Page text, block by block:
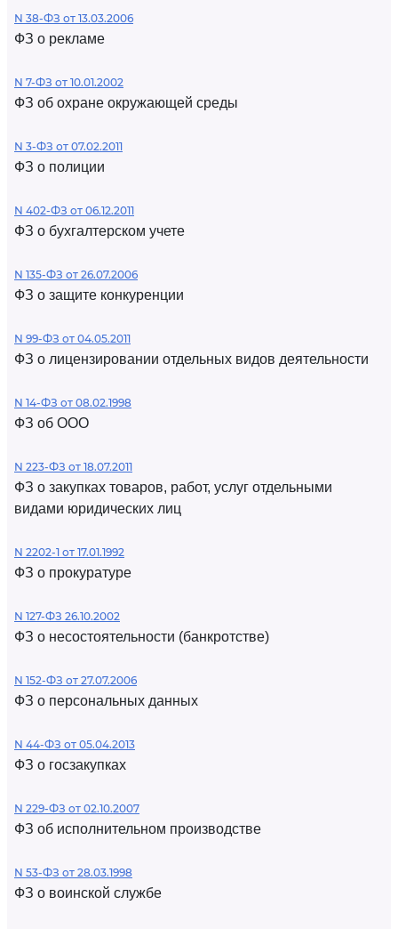
N 38-ФЗ от 13.03.2006
ФЗ о рекламе
N 7-ФЗ от 10.01.2002
ФЗ об охране окружающей среды
N 3-ФЗ от 07.02.2011
ФЗ о полиции
N 402-ФЗ от 06.12.2011
ФЗ о бухгалтерском учете
N 135-ФЗ от 26.07.2006
ФЗ о защите конкуренции
N 99-ФЗ от 04.05.2011
ФЗ о лицензировании отдельных видов деятельности
N 14-ФЗ от 08.02.1998
ФЗ об ООО
N 223-ФЗ от 18.07.2011
ФЗ о закупках товаров, работ, услуг отдельными
видами юридических лиц
N 2202-1 от 17.01.1992
ФЗ о прокуратуре
N 127-ФЗ 26.10.2002
ФЗ о несостоятельности (банкротстве)
N 152-ФЗ от 27.07.2006
ФЗ о персональных данных
N 44-ФЗ от 05.04.2013
ФЗ о госзакупках
N 229-ФЗ от 02.10.2007
ФЗ об исполнительном производстве
N 53-ФЗ от 28.03.1998
ФЗ о воинской службе